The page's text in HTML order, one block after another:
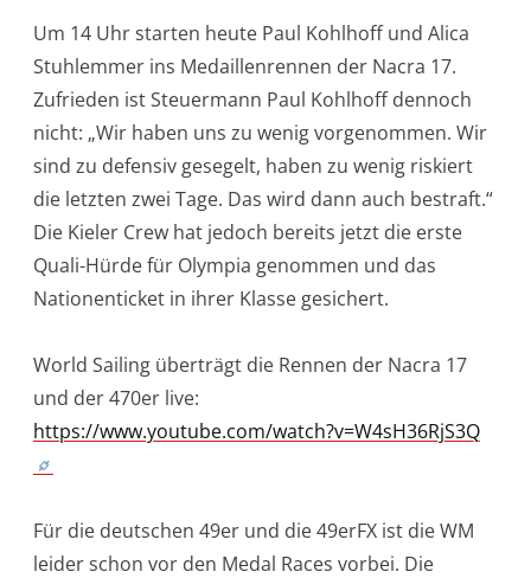
Um 14 Uhr starten heute Paul Kohlhoff und Alica
Stuhlemmer ins Medaillenrennen der Nacra 17.
Zufrieden ist Steuermann Paul Kohlhoff dennoch
nicht: „Wir haben uns zu wenig vorgenommen. Wir
sind zu defensiv gesegelt, haben zu wenig riskiert
die letzten zwei Tage. Das wird dann auch bestraft.“
Die Kieler Crew hat jedoch bereits jetzt die erste
Quali-Hürde für Olympia genommen und das
Nationenticket in ihrer Klasse gesichert.
World Sailing überträgt die Rennen der Nacra 17
und der 470er live:
https://www.youtube.com/watch?v=W4sH36RjS3Q
Für die deutschen 49er und die 49erFX ist die WM
leider schon vor den Medal Races vorbei. Die